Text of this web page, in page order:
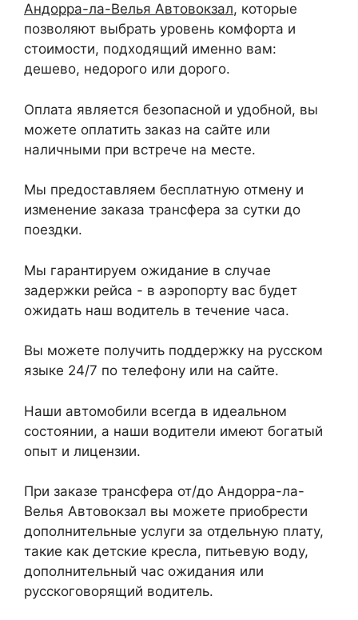
Андорра-ла-Велья Автовокзал, которые
позволяют выбрать уровень комфорта и
стоимости, подходящий именно вам:
дешево, недорого или дорого.
Оплата является безопасной и удобной, вы
можете оплатить заказ на сайте или
наличными при встрече на месте.
Мы предоставляем бесплатную отмену и
изменение заказа трансфера за сутки до
поездки.
Мы гарантируем ожидание в случае
задержки рейса - в аэропорту вас будет
ожидать наш водитель в течение часа.
Вы можете получить поддержку на русском
языке 24/7 по телефону или на сайте.
Наши автомобили всегда в идеальном
состоянии, а наши водители имеют богатый
опыт и лицензии.
При заказе трансфера от/до Андорра-ла-
Велья Автовокзал вы можете приобрести
дополнительные услуги за отдельную плату,
такие как детские кресла, питьевую воду,
дополнительный час ожидания или
русскоговорящий водитель.